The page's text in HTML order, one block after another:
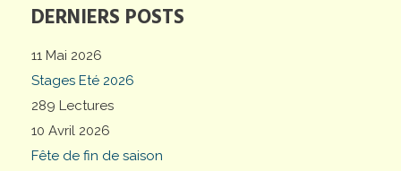
DERNIERS POSTS
11 Mai 2026
Stages Eté 2026
289 Lectures
10 Avril 2026
Fête de fin de saison